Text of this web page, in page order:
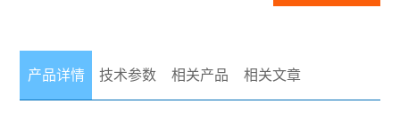
产品详情 技术参数 相关产品 相关文章